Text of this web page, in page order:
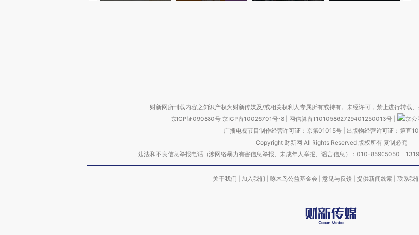
财新网所刊载内容之知识产权为财新传媒及/或相关权利人专属所有或持有。未经许可，禁止进行转载、
京ICP证090880号 京ICP备10026701号-8 网信算备110105862729401250013号
京公
广播电视节目制作经营许可证：京第01015号| 出版物经营许可证：第直
Copyright 财新网 All Rights Reserved 版权所有 复制必究
违法和不良信息举报电话（涉网络暴力有害信息举报、未成年人举报、谣言信息）：010-85905050
关于我们 加入我们 啄木鸟公益基金会 意见与反馈 提供新闻线索 联系我